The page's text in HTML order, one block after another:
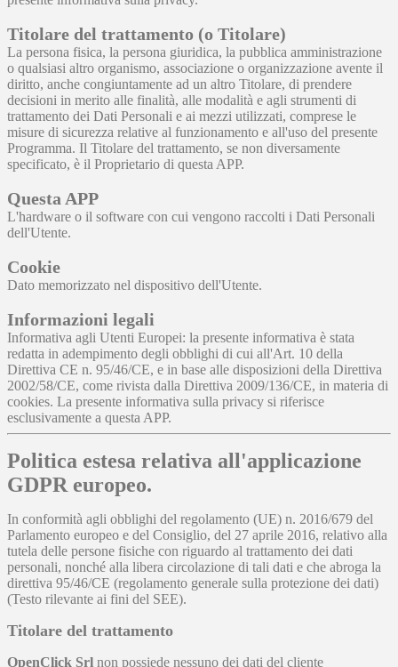
Titolare del trattamento (o Titolare)
La persona fisica, la persona giuridica, la pubblica amministrazione
o qualsiasi altro organismo, associazione o organizzazione avente il
diritto, anche congiuntamente ad un altro Titolare, di prendere
decisioni in merito alle finalità, alle modalità e agli strumenti di
trattamento dei Dati Personali e ai mezzi utilizzati, comprese le
misure di sicurezza relative al funzionamento e all'uso del presente
Programma. Il Titolare del trattamento, se non diversamente
specificato, è il Proprietario di questa APP.
Questa APP
L'hardware o il software con cui vengono raccolti i Dati Personali
dell'Utente.
Cookie
Dato memorizzato nel dispositivo dell'Utente.
Informazioni legali
Informativa agli Utenti Europei: la presente informativa è stata
redatta in adempimento degli obblighi di cui all'Art. 10 della
Direttiva CE n. 95/46/CE, e in base alle disposizioni della Direttiva
2002/58/CE, come rivista dalla Direttiva 2009/136/CE, in materia di
cookies. La presente informativa sulla privacy si riferisce
esclusivamente a questa APP.
Politica estesa relativa all'applicazione
GDPR europeo.
In conformità agli obblighi del regolamento (UE) n. 2016/679 del
Parlamento europeo e del Consiglio, del 27 aprile 2016, relativo alla
tutela delle persone fisiche con riguardo al trattamento dei dati
personali, nonché alla libera circolazione di tali dati e che abroga la
direttiva 95/46/CE (regolamento generale sulla protezione dei dati)
(Testo rilevante ai fini del SEE).
Titolare del trattamento
OpenClick Srl non possiede nessuno dei dati del cliente